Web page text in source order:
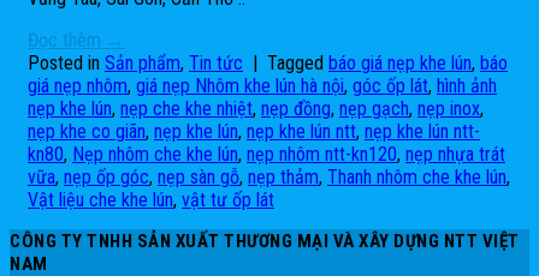
Đọc thêm →
Posted in Sản phẩm, Tin tức | Tagged báo giá nẹp khe lún, báo
giá nẹp nhôm, giá nẹp Nhôm khe lún hà nội, góc ốp lát, hình ảnh
nẹp khe lún, nẹp che khe nhiệt, nẹp đồng, nẹp gạch, nẹp inox,
nẹp khe co giãn, nẹp khe lún, nẹp khe lún ntt, nẹp khe lún ntt-
kn80, Nẹp nhôm che khe lún, nẹp nhôm ntt-kn120, nẹp nhựa trát
vữa, nẹp ốp góc, nẹp sàn gỗ, nẹp thảm, Thanh nhôm che khe lún,
Vật liệu che khe lún, vật tư ốp lát
CÔNG TY TNHH SẢN XUẤT THƯƠNG MẠI VÀ XÂY DỰNG NTT VIỆT
NAM